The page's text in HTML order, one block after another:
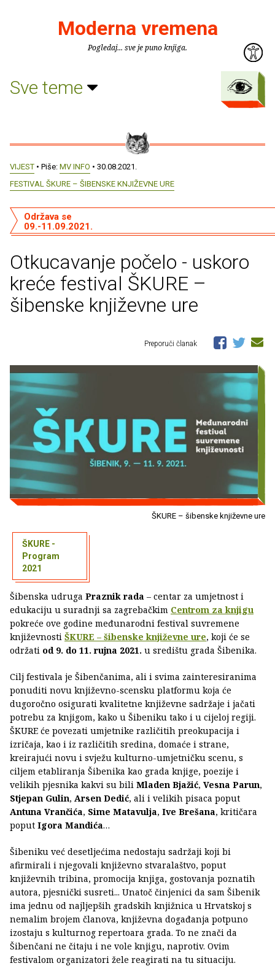
Moderna vremena
Pogledaj... sve je puno knjiga.
Sve teme
VIJEST • Piše: MV INFO • 30.08.2021.
FESTIVAL ŠKURE – ŠIBENSKE KNJIŽEVNE URE
Otkucavanje počelo - uskoro
kreće festival ŠKURE –
šibenske književne ure
Održava se
09.-11.09.2021.
Preporuči članak
ŠKURE – šibenske književne ure
ŠKURE -
Program
2021
Šibenska udruga Praznik rada – centar za umjetnost i
edukaciju u suradnji sa zagrebačkim Centrom za knjigu
pokreće ove godine međunarodni festival suvremene
književnosti ŠKURE – šibenske književne ure, koji će se
održati od 9. do 11. rujna 2021. u središtu grada Šibenika.
Cilj festivala je Šibenčanima, ali i svima zainteresiranima
ponuditi novu književno-scensku platformu koja će
dugoročno osigurati kvalitetne književne sadržaje i jačati
potrebu za knjigom, kako u Šibeniku tako i u cijeloj regiji.
ŠKURE će povezati umjetnike različitih preokupacija i
izričaja, kao i iz različitih sredina, domaće i strane,
kreirajući novu i svježu kulturno-umjetničku scenu, s
ciljem etabliranja Šibenika kao grada knjige, poezije i
velikih pjesnika kakvi su bili Mladen Bjažić, Vesna Parun,
Stjepan Gulin, Arsen Dedić, ali i velikih pisaca poput
Antuna Vrančića, Sime Matavulja, Ive Brešana, kritičara
poput Igora Mandića…
Šibeniku već desetljećima nedostaju sadržaji koji bi
afirmirali i njegovali književno stvaralaštvo, poput
književnih tribina, promocija knjiga, gostovanja poznatih
autora, pjesnički susreti... Unatoč činjenici da sam Šibenik
ima jednu od najljepših gradskih knjižnica u Hrvatskoj s
nemalim brojem članova, književna događanja potpuno
izostaju s kulturnog repertoara grada. To ne znači da
Šibenčani ne čitaju i ne vole knjigu, naprotiv. Ovim
festivalom organizatori žele reagirati na tu situaciju.